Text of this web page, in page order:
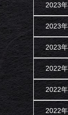
2023
2023
2023
2022
2022
2022